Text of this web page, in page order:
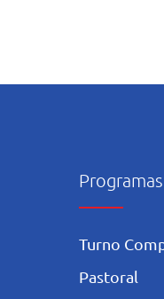
Turno
Pastoral